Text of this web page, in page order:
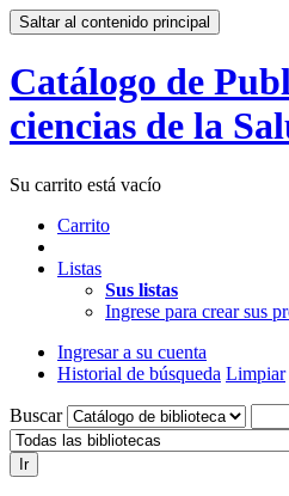
Saltar al contenido principal
Catálogo de
ciencias de la
Su carrito está vacío
Carrito
Listas
Sus listas
Ingrese para crear sus
Ingresar a su cuenta
Historial de búsqueda Limpiar
Buscar
Ir